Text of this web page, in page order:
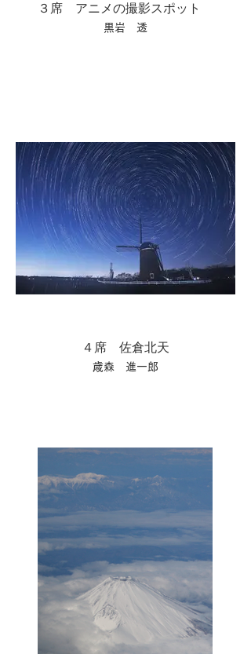
３席 アニメの撮影スポット
黒岩 透
４席 佐倉北天
歳森 進一郎